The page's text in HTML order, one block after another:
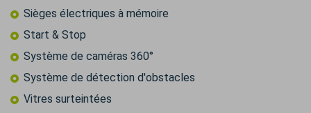
Sièges électriques à mémoire
Start & Stop
Système de caméras 360°
Système de détection d'obstacles
Vitres surteintées